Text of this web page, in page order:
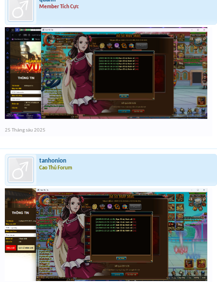
Member Tích Cực
25 Tháng sáu 2025
tanhonion
Cao Thủ Forum